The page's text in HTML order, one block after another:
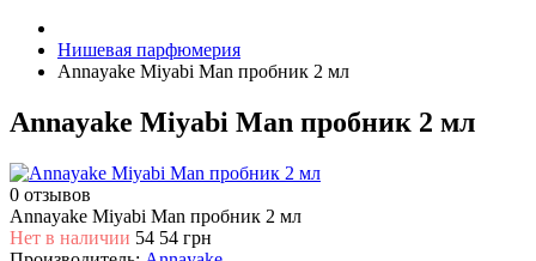
Нишевая парфюмерия
Annayake Miyabi Man пробник 2 мл
Annayake Miyabi Man пробник 2 мл
0 отзывов
Annayake Miyabi Man пробник 2 мл
Нет в наличии 54 54 грн